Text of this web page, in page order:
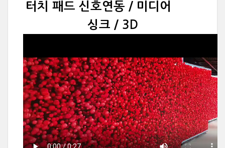
터치 패드 신호연동 / 미디어
싱크 / 3D